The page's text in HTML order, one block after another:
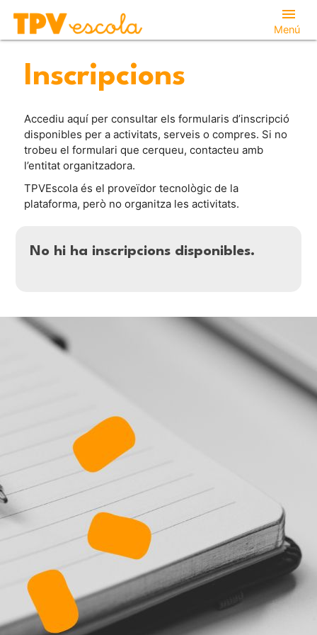
menu
Menú
Inscripcions
Accediu aquí per consultar els formularis d’inscripció
disponibles per a activitats, serveis o compres. Si no
trobeu el formulari que cerqueu, contacteu amb
l’entitat organitzadora.
TPVEscola és el proveïdor tecnològic de la
plataforma, però no organitza les activitats.
No hi ha inscripcions disponibles.